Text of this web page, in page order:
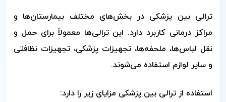
ترالی بین پزشکی در بخش‌های مختلف بیمارستان‌ها و
مراکز درمانی کاربرد دارد. این ترالی‌ها معمولاً برای حمل و
نقل لباس‌ها، ملحفه‌ها، تجهیزات پزشکی، تجهیزات نظافتی
و سایر لوازم استفاده می‌شوند.
استفاده از ترالی بین پزشکی مزایای زیر را دارد: